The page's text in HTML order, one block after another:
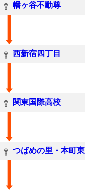
幡ヶ谷不動尊
西新宿四丁目
関東国際高校
つばめの里・本町東